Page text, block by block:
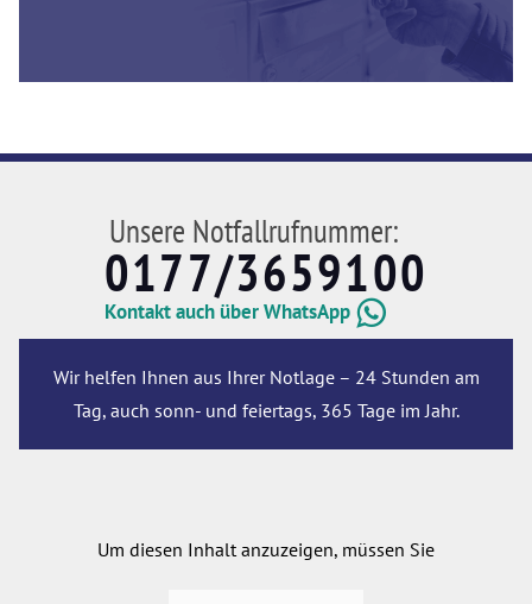
Unsere Notfallrufnummer:
0177/3659100
Kontakt auch über WhatsApp
Wir helfen Ihnen aus Ihrer Notlage – 24 Stunden am
Tag, auch sonn- und feiertags, 365 Tage im Jahr.
Um diesen Inhalt anzuzeigen, müssen Sie